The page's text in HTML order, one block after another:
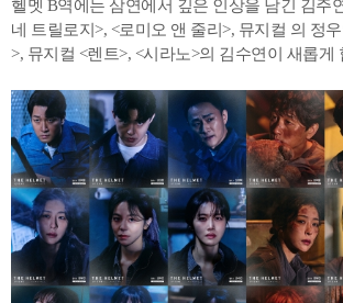
헬멧 B역에는 삼연에서 깊은 인상을 남긴 김주
네 트릴로지>, <로미오 앤 줄리>, 뮤지컬 의 정
>, 뮤지컬 <렌트>, <시라노>의 김수연이 새롭게